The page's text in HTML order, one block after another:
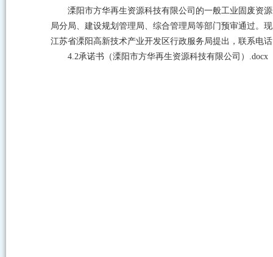
溧阳市方华再生资源科技有限公司的一般工业固废资
局分局、建设规划管理局、综合管理局等部门预审通过。
江苏省溧阳高新技术产业开发区行政服务局提出，联系电
4.2承诺书（溧阳市方华再生资源科技有限公司）.docx